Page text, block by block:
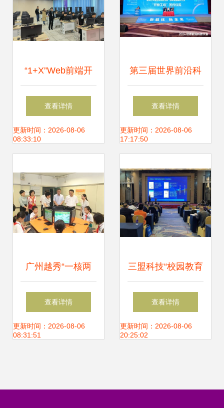
“1+X”Web前端开
发职业技能等级考
试圆满完成，教育
再上新台阶
查看详情
更新时间：2026-08-06
08:33:10
第三届世界前沿科
技大会 共推国际职
业教育产教融合与
查看详情
更新时间：2026-08-06
17:17:50
广州越秀“一核两
翼”驱动 区域基础
教育迈向高品位发
查看详情
更新时间：2026-08-06
08:31:51
三盟科技“校园教育
大脑” 加速职业院
校信息化建设发展
查看详情
更新时间：2026-08-06
20:25:02